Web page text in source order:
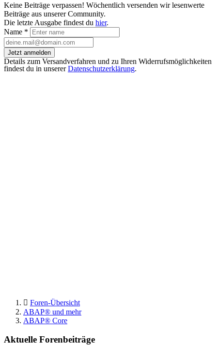
Keine Beiträge verpassen! Wöchentlich versenden wir lesenwerte
Beiträge aus unserer Community.
Die letzte Ausgabe findest du hier.
Name *
Jetzt anmelden
Details zum Versandverfahren und zu Ihren Widerrufsmöglichkeiten
findest du in unsererDatenschutzerklärung.
Foren-Übersicht
ABAP® und mehr
ABAP® Core
Aktuelle Forenbeiträge